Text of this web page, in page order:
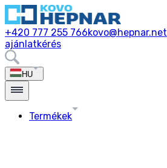
+420 777 255 766kovo@hepnar.net
ajánlatkérés
HU
Termékek